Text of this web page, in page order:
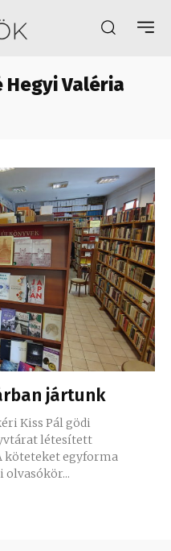
Hegyi Valéria
jártunk
Kiss Pál gödi
létesített
köteteket egyforma
olvasókör...